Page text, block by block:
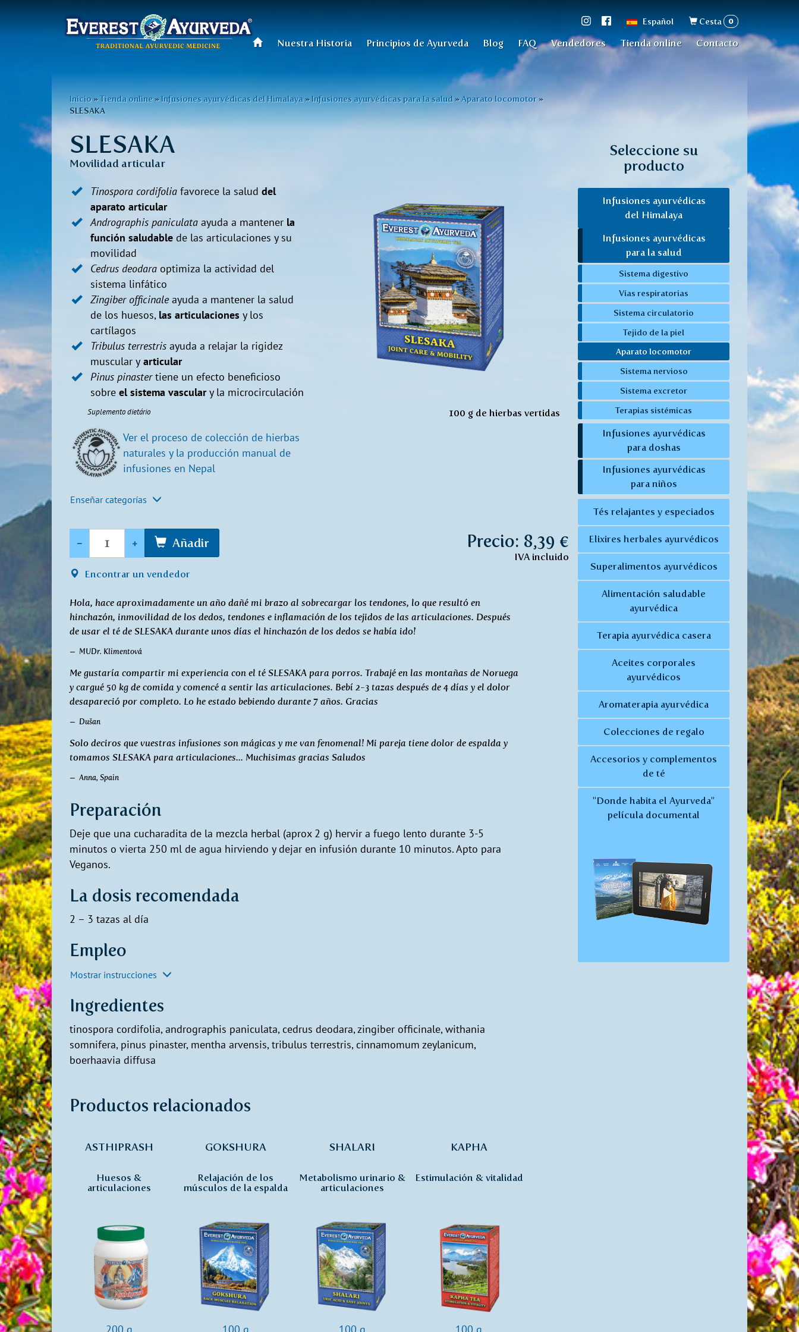
principal
Español
Formulario
de
búsqueda
Cesta 0
Menú
principal
Nuestra Historia Principios de Ayurveda Blog FAQ Vendedores Tienda online Contacto
Usted
está
aquí
Inicio »Tienda online » Infusiones ayurvédicas del Himalaya » Infusiones ayurvédicas para la salud » Aparato locomotor »
SLESAKA
SLESAKA
Movilidad articular
100 g de hierbas vertidas
Tinospora cordifolia favorece la salud del
aparato articular
Andrographis paniculata ayuda a mantener la
función saludable de las articulaciones y su
movilidad
Cedrus deodara optimiza la actividad del
sistema linfático
Zingiber officinaleayuda a mantener la salud
de los huesos, las articulaciones y los
cartílagos
Tribulus terrestris ayuda a relajar la rigidez
muscular y articular
Pinus pinastertiene un efecto beneficioso
sobre el sistema vasculary la microcirculación
Suplemento dietário
Ver el proceso de colección de hierbas
naturales y la producción manual de
infusiones en Nepal​
Enseñar categorías
- + Añadir
Encontrar un vendedor
Precio: 8,39 €
IVA incluido
Hola, hace aproximadamente un año dañé mi brazo al sobrecargar los tendones, lo que resultó en
hinchazón, inmovilidad de los dedos, tendones e inflamación de los tejidos de las articulaciones. Después
de usar el té de SLESAKA durante unos días el hinchazón de los dedos se había ido!
MUDr. Klimentová
Me gustaría compartir mi experiencia con el té SLESAKA para porros. Trabajé en las montañas de Noruega
y cargué 50 kg de comida y comencé a sentir las articulaciones. Bebí 2-3 tazas después de 4 días y el dolor
desapareció por completo. Lo he estado bebiendo durante 7 años. Gracias
Dušan
Solo deciros que vuestras infusiones son mágicas y me van fenomenal! Mi pareja tiene dolor de espalda y
tomamos SLESAKA para articulaciones... Muchisimas gracias Saludos
Anna, Spain
Preparación
Deje que una cucharadita de la mezcla herbal (aprox 2 g) hervir a fuego lento durante 3-5
minutos o vierta 250 ml de agua hirviendo y dejar en infusión durante 10 minutos. Apto para
Veganos.
La dosis recomendada
2 – 3 tazas al día
Empleo
Mostrar instrucciones
Ingredientes
tinospora cordifolia, andrographis paniculata, cedrus deodara, zingiber officinale, withania
somnifera, pinus pinaster, mentha arvensis, tribulus terrestris, cinnamomum zeylanicum,
boerhaavia diffusa
Productos relacionados
ASTHIPRASH
Huesos &
articulaciones
200 g
GOKSHURA
Relajación de los
músculos de la espalda
100 g
SHALARI
Metabolismo urinario &
articulaciones
100 g
KAPHA
Estimulación & vitalidad
100 g
Seleccione su
producto
Infusiones ayurvédicas
del Himalaya
Infusiones ayurvédicas
para la salud
Sistema digestivo
Vías respiratorias
Sistema circulatorio
Tejido de la piel
Aparato locomotor
Sistema nervioso
Sistema excretor
Terapias sistémicas
Infusiones ayurvédicas
para doshas
Infusiones ayurvédicas
para niños
Tés relajantes y especiados
Elixires herbales ayurvédicos
Superalimentos ayurvédicos
Alimentación saludable
ayurvédica
Terapia ayurvédica casera
Aceites corporales
ayurvédicos
Aromaterapia ayurvédica
Colecciones de regalo
Accesorios y complementos
de té
"Donde habita el Ayurveda"
película documental